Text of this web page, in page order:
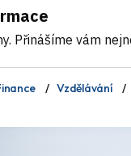
Přinášíme vám
Vzdělávání